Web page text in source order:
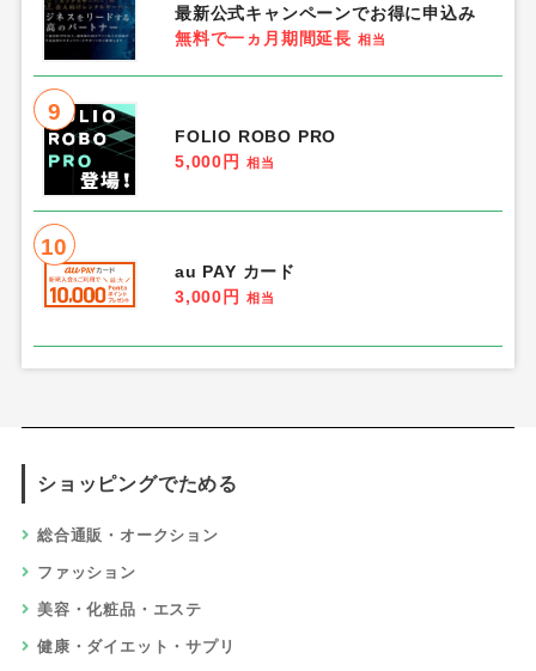
最新公式キャンペーンでお得に申込み
無料で一ヵ月期間延長 相当
9
FOLIO ROBO PRO
5,000円
相当
10
au PAY カード
3,000円
相当
ショッピングでためる
総合通販・オークション
ファッション
美容・化粧品・エステ
健康・ダイエット・サプリ